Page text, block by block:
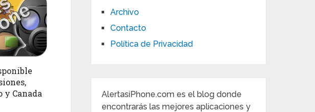
y Canada
Archivo
Contacto
Política de Privacidad
AlertasiPhone.com es el blog donde
encontrarás las mejores aplicaciones y